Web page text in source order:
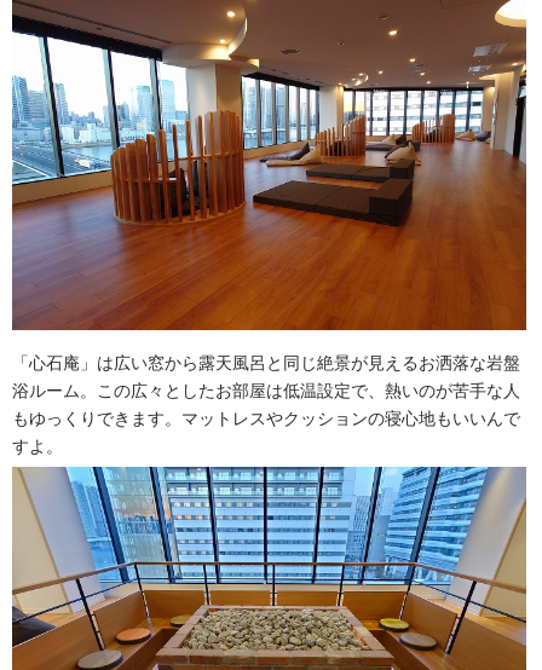
「心石庵」は広い窓から露天風呂と同じ絶景が見えるお洒落な岩盤
浴ルーム。この広々としたお部屋は低温設定で、熱いのが苦手な人
もゆっくりできます。マットレスやクッションの寝心地もいいんで
すよ。